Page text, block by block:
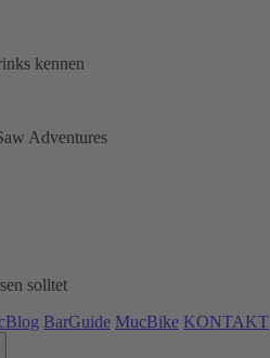
kennen
Adventures
solltet
BarGuide MucBike KONTAKT